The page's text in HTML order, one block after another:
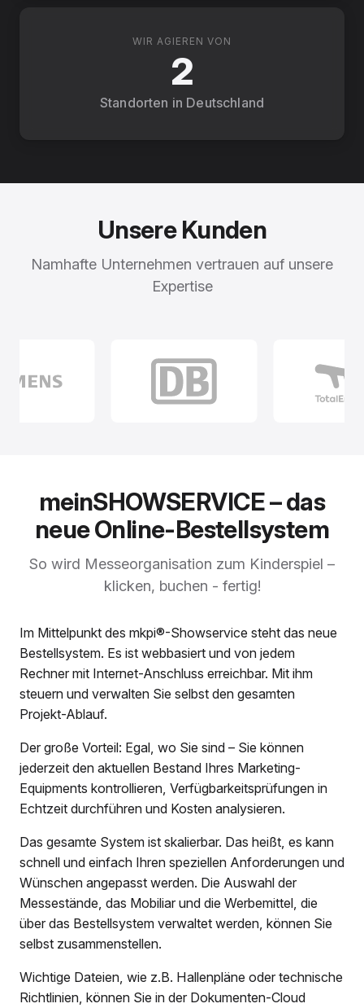
WIR AGIEREN VON
2
Standorten in Deutschland
Unsere Kunden
Namhafte Unternehmen vertrauen auf unsere
Expertise
meinSHOWSERVICE – das
neue Online-Bestellsystem
So wird Messeorganisation zum Kinderspiel –
klicken, buchen - fertig!
Im Mittelpunkt des mkpi®-Showservice steht das neue
Bestellsystem. Es ist webbasiert und von jedem
Rechner mit Internet-Anschluss erreichbar. Mit ihm
steuern und verwalten Sie selbst den gesamten
Projekt-Ablauf.
Der große Vorteil: Egal, wo Sie sind – Sie können
jederzeit den aktuellen Bestand Ihres Marketing-
Equipments kontrollieren, Verfügbarkeitsprüfungen in
Echtzeit durchführen und Kosten analysieren.
Das gesamte System ist skalierbar. Das heißt, es kann
schnell und einfach Ihren speziellen Anforderungen und
Wünschen angepasst werden. Die Auswahl der
Messestände, das Mobiliar und die Werbemittel, die
über das Bestellsystem verwaltet werden, können Sie
selbst zusammenstellen.
Wichtige Dateien, wie z.B. Hallenpläne oder technische
Richtlinien, können Sie in der Dokumenten-Cloud